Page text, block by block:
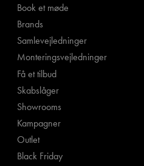
Book et møde
Brands
Samlevejledninger
Monteringsvejledninger
Få et tilbud
Skabslåger
Showrooms
Kampagner
Outlet
Black Friday